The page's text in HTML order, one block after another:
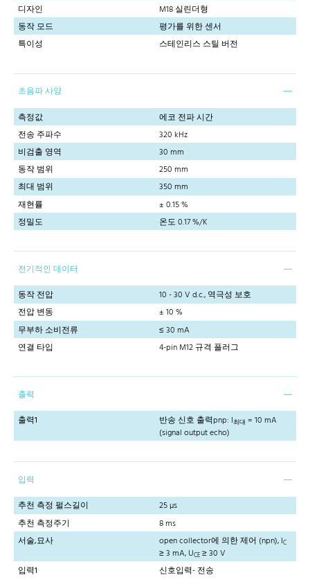
디자인
M18 실린더형
동작 모드
평가를 위한 센서
특이성
스테인리스 스틸 버전
초음파 사양
측정값
에코 전파 시간
전송 주파수
320 kHz
비검출 영역
30 mm
동작 범위
250 mm
최대 범위
350 mm
재현률
± 0.15 %
정밀도
온도 0.17 %/K
전기적인 데이터
동작 전압
10 - 30 V d.c., 역극성 보호
전압 변동
± 10 %
무부하 소비전류
≤ 30 mA
연결 타입
4-pin M12 규격 플러그
출력
출력1
반송 신호 출력pnp: I최대 = 10 mA
(signal output echo)
입력
추천 측정 펄스길이
25 µs
추천 측정주기
8 ms
서술,묘사
open collector에 의한 제어 (npn), IC
≥ 3 mA, UCE ≥ 30 V
입력1
신호입력- 전송